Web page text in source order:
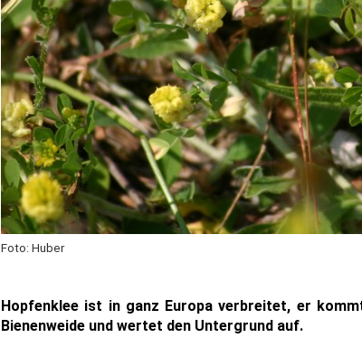
Foto: Huber
Hopfenklee ist in ganz Europa verbreitet, er
Bienenweide und wertet den Untergrund auf.